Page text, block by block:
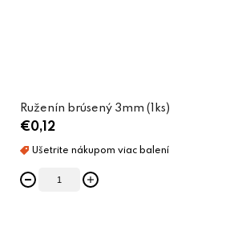
Ruženín brúsený 3mm (1ks)
€0,12